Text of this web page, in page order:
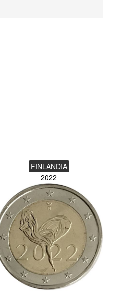
FINLANDIA
2022